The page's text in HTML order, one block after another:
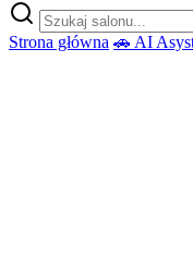
Strona główna 🚗 AI